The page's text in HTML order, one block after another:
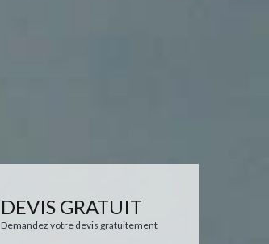
DEVIS GRATUIT
Demandez votre devis gratuitement